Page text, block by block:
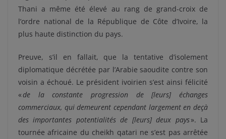
Thani a même été élevé au rang de grand-croix de
l’ordre national de la République de Côte d’Ivoire, la
plus haute distinction du pays.
Preuve, s’il en fallait, que la tentative d’isolement
diplomatique décrétée par l’Arabie saoudite contre son
voisin a échoué. Le président ivoirien s’est ainsi félicité
«de la constante progression de [leurs] échanges
commerciaux, qui demeurent cependant largement en deçà
des importantes potentialités de [leurs] deux pays». La
tournée africaine du cheikh qatari ne s’est pas arrêtée